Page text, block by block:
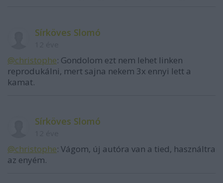
Sírköves Slomó
@christophe: Gondolom ezt nem lehet linken
reprodukálni, mert sajna nekem 3x ennyi lett a
kamat.
Sírköves Slomó
@christophe: Vágom, új autóra van a tied, használtra
az enyém.